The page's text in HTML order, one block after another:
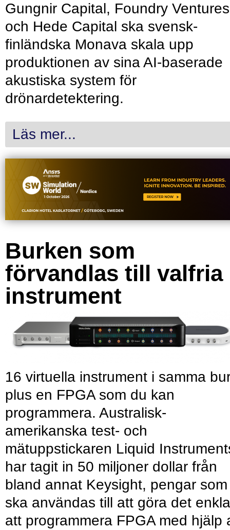
Gungnir Capital, Foundry Ventures
och Hede Capital ska svensk-
finländska Monava skala upp
produktionen av sina AI-baserade
akustiska system för
drönardetektering.
Läs mer...
Burken som
förvandlas till valfria
instrument
16 virtuella instrument i samma
plus en FPGA som du kan
programmera. Australisk-
amerikanska test- och
mätuppstickaren Liquid
har tagit in 50 miljoner dollar från
bland annat Keysight, pengar som
ska användas till att göra det
att programmera FPGA med hjälp